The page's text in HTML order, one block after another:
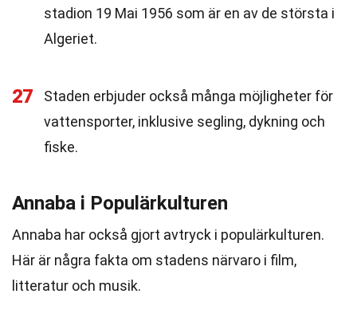
stadion 19 Mai 1956 som är en av de största i
Algeriet.
27
Staden erbjuder också många möjligheter för
vattensporter, inklusive segling, dykning och
fiske.
Annaba i Populärkulturen
Annaba har också gjort avtryck i populärkulturen.
Här är några fakta om stadens närvaro i film,
litteratur och musik.